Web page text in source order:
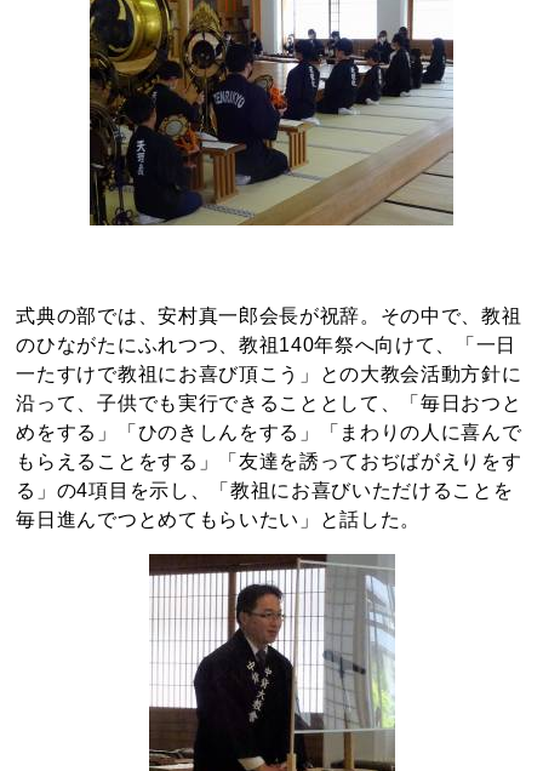
式典の部では、安村真一郎会長が祝辞。その中で、教祖
のひながたにふれつつ、教祖140年祭へ向けて、「一日
一たすけで教祖にお喜び頂こう」との大教会活動方針に
沿って、子供でも実行できることとして、「毎日おつと
めをする」「ひのきしんをする」「まわりの人に喜んで
もらえることをする」「友達を誘っておぢばがえりをす
る」の4項目を示し、「教祖にお喜びいただけることを
毎日進んでつとめてもらいたい」と話した。